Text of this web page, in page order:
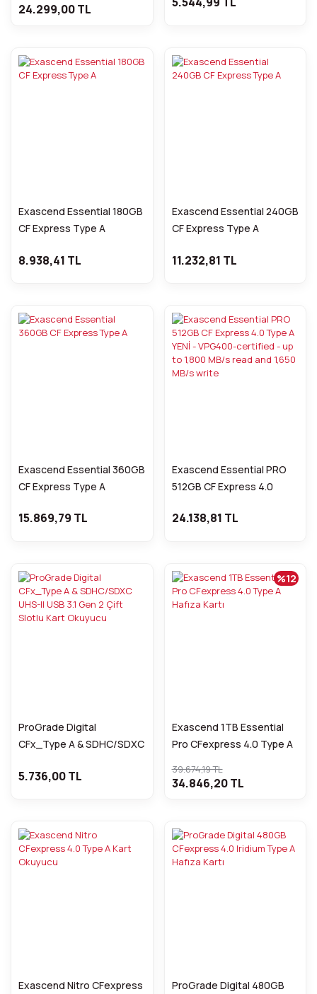
24.299,00 TL
Exascend Essential 180GB
CF Express Type A
8.938,41 TL
Exascend Essential 240GB
CF Express Type A
11.232,81 TL
Exascend Essential 360GB
CF Express Type A
15.869,79 TL
Exascend Essential PRO
512GB CF Express 4.0
certified - up to 1,800 MB/s
24.138,81 TL
ProGrade Digital
CFx_Type A & SDHC/SDXC
Slotlu Kart Okuyucu
5.736,00 TL
Exascend 1TB Essential
Pro CFexpress 4.0 Type A
%12
39.674,19 TL
34.846,20 TL
Exascend Nitro CFexpress
ProGrade Digital 480GB